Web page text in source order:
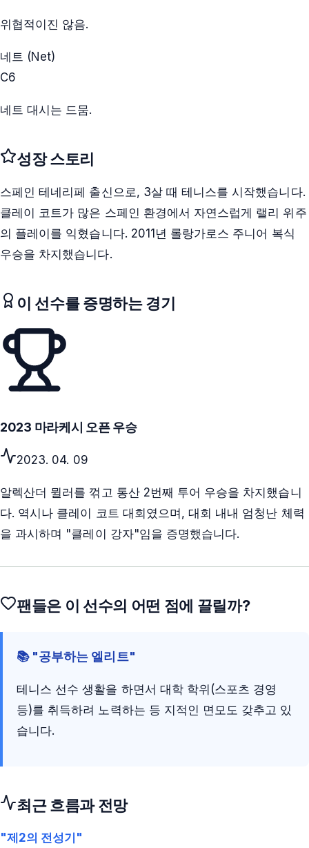
위협적이진 않음.
네트 (Net)
C6
네트 대시는 드뭄.
성장 스토리
스페인 테네리페 출신으로, 3살 때 테니스를 시작했습니다.
클레이 코트가 많은 스페인 환경에서 자연스럽게 랠리 위주
의 플레이를 익혔습니다. 2011년 롤랑가로스 주니어 복식
우승을 차지했습니다.
이 선수를 증명하는 경기
2023 마라케시 오픈 우승
2023. 04. 09
알렉산더 뮐러를 꺾고 통산 2번째 투어 우승을 차지했습니
다. 역시나 클레이 코트 대회였으며, 대회 내내 엄청난 체력
을 과시하며 "클레이 강자"임을 증명했습니다.
팬들은 이 선수의 어떤 점에 끌릴까?
📚 "공부하는 엘리트"
테니스 선수 생활을 하면서 대학 학위(스포츠 경영
등)를 취득하려 노력하는 등 지적인 면모도 갖추고 있
습니다.
최근 흐름과 전망
"제2의 전성기"